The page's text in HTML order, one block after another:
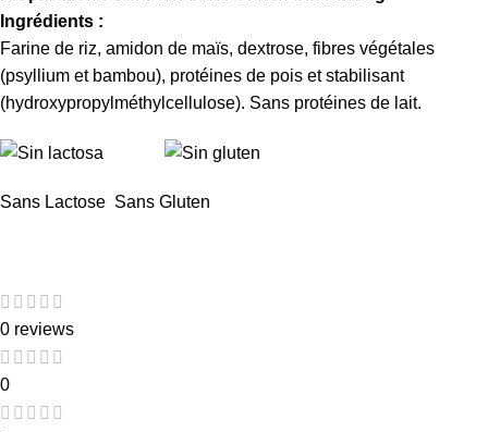
Ingrédients :
Farine de riz, amidon de maïs, dextrose, fibres végétales
(psyllium et bambou), protéines de pois et stabilisant
(hydroxypropylméthylcellulose). Sans protéines de lait.
Sans Lactose Sans Gluten
0 reviews
0